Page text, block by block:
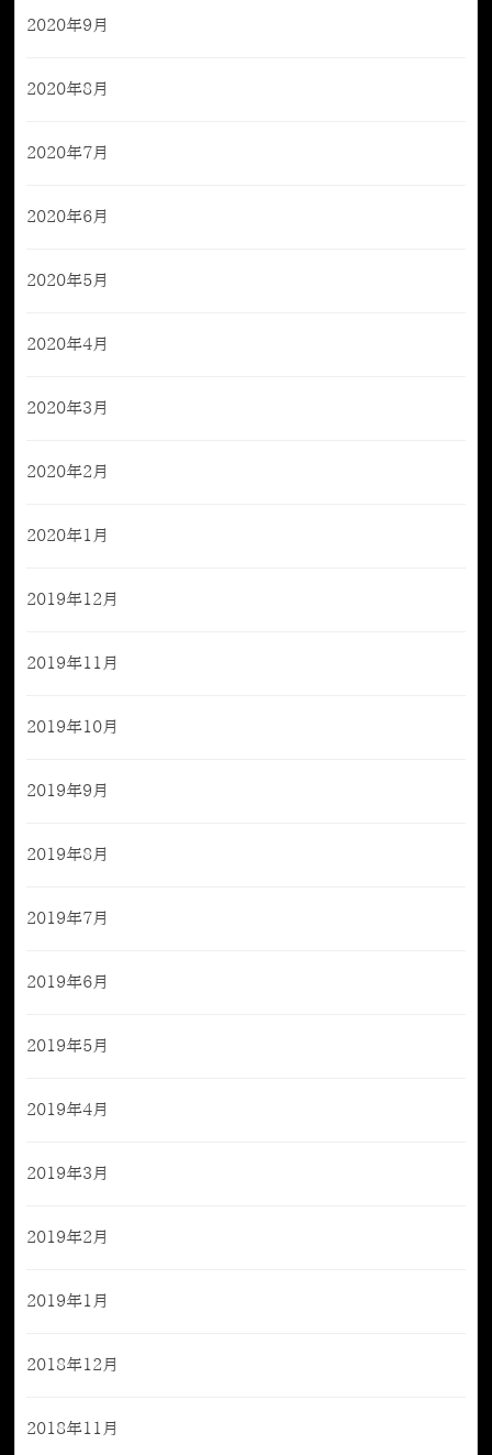
2020年9月
2020年8月
2020年7月
2020年6月
2020年5月
2020年4月
2020年3月
2020年2月
2020年1月
2019年12月
2019年11月
2019年10月
2019年9月
2019年8月
2019年7月
2019年6月
2019年5月
2019年4月
2019年3月
2019年2月
2019年1月
2018年12月
2018年11月